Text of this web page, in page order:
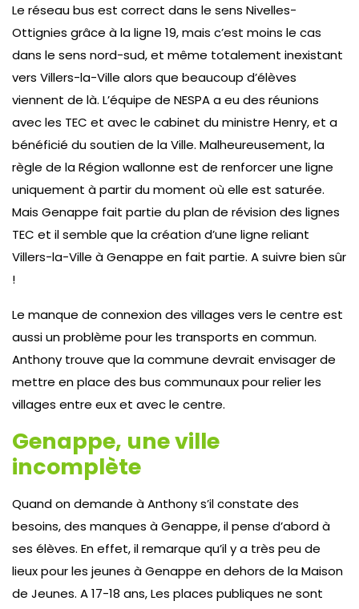
Le réseau bus est correct dans le sens Nivelles-
Ottignies grâce à la ligne 19, mais c’est moins le cas
dans le sens nord-sud, et même totalement inexistant
vers Villers-la-Ville alors que beaucoup d’élèves
viennent de là. L’équipe de NESPA a eu des réunions
avec les TEC et avec le cabinet du ministre Henry, et a
bénéficié du soutien de la Ville. Malheureusement, la
règle de la Région wallonne est de renforcer une ligne
uniquement à partir du moment où elle est saturée.
Mais Genappe fait partie du plan de révision des lignes
TEC et il semble que la création d’une ligne reliant
Villers-la-Ville à Genappe en fait partie. A suivre bien sûr
!
Le manque de connexion des villages vers le centre est
aussi un problème pour les transports en commun.
Anthony trouve que la commune devrait envisager de
mettre en place des bus communaux pour relier les
villages entre eux et avec le centre.
Genappe, une ville
incomplète
Quand on demande à Anthony s’il constate des
besoins, des manques à Genappe, il pense d’abord à
ses élèves. En effet, il remarque qu’il y a très peu de
lieux pour les jeunes à Genappe en dehors de la Maison
de Jeunes. A 17-18 ans, Les places publiques ne sont